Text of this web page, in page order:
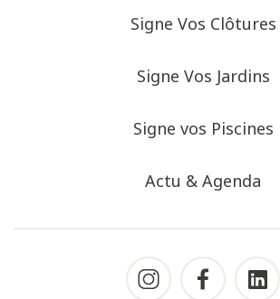
Signe Vos Clôtures
Signe Vos Jardins
Signe vos Piscines
Actu & Agenda